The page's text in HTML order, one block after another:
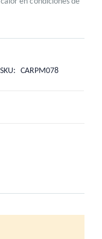
SKU CARPM078